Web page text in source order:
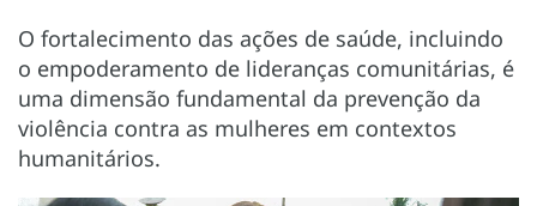
O fortalecimento das ações de saúde, incluindo
o empoderamento de lideranças comunitárias, é
uma dimensão fundamental da prevenção da
violência contra as mulheres em contextos
humanitários.